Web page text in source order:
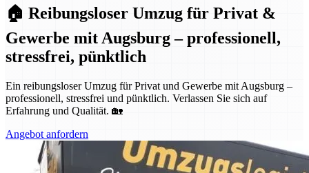
🏠 Reibungsloser Umzug für Privat &
Gewerbe mit Augsburg – professionell,
stressfrei, pünktlich
Ein reibungsloser Umzug für Privat und Gewerbe mit Augsburg –
professionell, stressfrei und pünktlich. Verlassen Sie sich auf
Erfahrung und Qualität. 🏡
Angebot anfordern